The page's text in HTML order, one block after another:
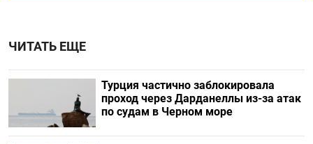
ЧИТАТЬ ЕЩЕ
Турция частично заблокировала
проход через Дарданеллы из-за атак
по судам в Черном море